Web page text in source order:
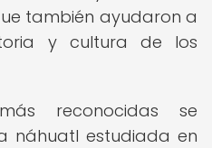
también ayudaron a
y cultura de los
reconocidas se
náhuatl estudiada en